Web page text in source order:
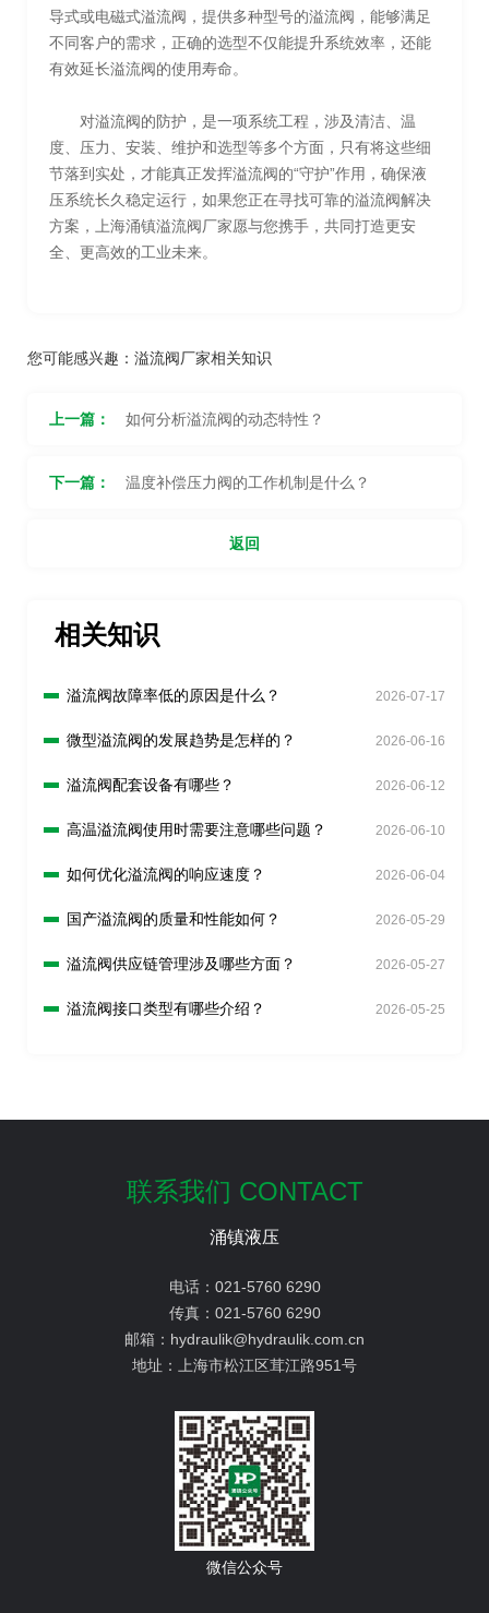
导式或电磁式溢流阀，提供多种型号的溢流阀，能够满足
不同客户的需求，正确的选型不仅能提升系统效率，还能
有效延长溢流阀的使用寿命。
对溢流阀的防护，是一项系统工程，涉及清洁、温
度、压力、安装、维护和选型等多个方面，只有将这些细
节落到实处，才能真正发挥溢流阀的“守护”作用，确保液
压系统长久稳定运行，如果您正在寻找可靠的溢流阀解决
方案，上海涌镇溢流阀厂家愿与您携手，共同打造更安
全、更高效的工业未来。
您可能感兴趣： 溢流阀厂家相关知识
上一篇： 如何分析溢流阀的动态特性？
下一篇： 温度补偿压力阀的工作机制是什么？
返回
相关知识
溢流阀故障率低的原因是什么？ 2026-07-17
微型溢流阀的发展趋势是怎样的？ 2026-06-16
溢流阀配套设备有哪些？ 2026-06-12
高温溢流阀使用时需要注意哪些问题？ 2026-06-10
如何优化溢流阀的响应速度？ 2026-06-04
国产溢流阀的质量和性能如何？ 2026-05-29
溢流阀供应链管理涉及哪些方面？ 2026-05-27
溢流阀接口类型有哪些介绍？ 2026-05-25
联系我们 CONTACT
涌镇液压
电话： 021-5760 6290
传真： 021-5760 6290
邮箱： hydraulik@hydraulik.com.cn
地址：
上海市松江区茸江路951号
微信公众号